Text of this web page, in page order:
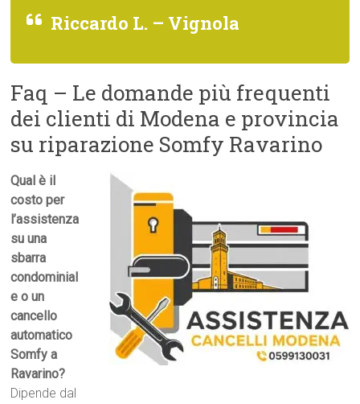
Riccardo L. – Vignola
Faq – Le domande più frequenti
dei clienti di Modena e provincia
su riparazione Somfy Ravarino
Qual è il
costo per
l’assistenza
su una
sbarra
condominial
e o un
cancello
automatico
Somfy a
Ravarino?
Dipende dal